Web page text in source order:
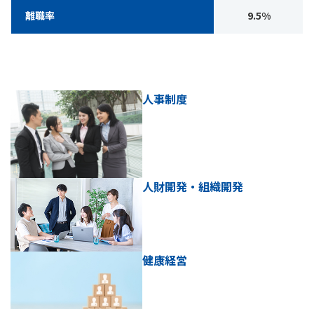
離職率 9.5%
人事制度
人財開発・組織開発
健康経営